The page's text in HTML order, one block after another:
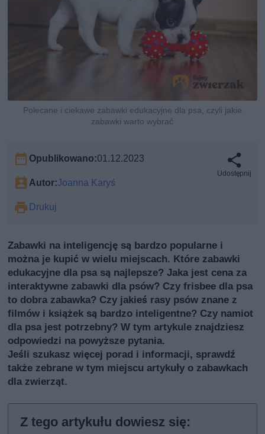
Polecane i ciekawe zabawki edukacyjne dla psa, czyli jakie
zabawki warto wybrać
Opublikowano:01.12.2023
Autor:Joanna Karyś
Drukuj
Udostępnij
Zabawki na inteligencję są bardzo popularne i
można je kupić w wielu miejscach. Które zabawki
edukacyjne dla psa są najlepsze? Jaka jest cena za
interaktywne zabawki dla psów? Czy frisbee dla psa
to dobra zabawka? Czy jakieś rasy psów znane z
filmów i książek są bardzo inteligentne? Czy namiot
dla psa jest potrzebny? W tym artykule znajdziesz
odpowiedzi na powyższe pytania.
Jeśli szukasz więcej porad i informacji, sprawdź
także zebrane w tym miejscu artykuły o zabawkach
dla zwierząt.